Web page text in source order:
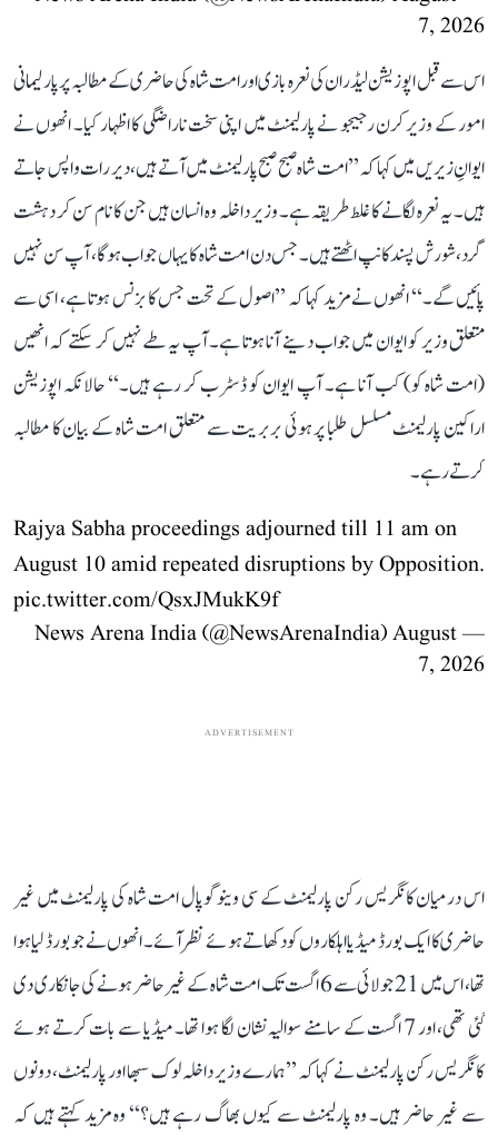
7, 2026
اس سے قبل اپوزیشن لیڈران کی نعرہ بازی اور امت شاہ کی حاضری کے مطالبہ پر پارلیمانی
امور کے وزیر کرن رجیجو نے پارلیمنٹ میں اپنی سخت ناراضگی کا اظہار کیا۔ انھوں نے
ایوانِ زیریں میں کہا کہ ’’امت شاہ صبح صبح پارلیمنٹ میں آتے ہیں، دیر رات واپس جاتے
ہیں۔ یہ نعرہ لگانے کا غلط طریقہ ہے۔ وزیر داخلہ وہ انسان ہیں جن کا نام سن کر دہشت
گرد، شورش پسند کانپ اٹھتے ہیں۔ جس دن امت شاہ کا یہاں جواب ہوگا، آپ سن نہیں
پائیں گے۔‘‘ انھوں نے مزید کہا کہ ’’اصول کے تحت جس کا بزنس ہوتا ہے، اسی سے
متعلق وزیر کو ایوان میں جواب دینے آنا ہوتا ہے۔ آپ یہ طے نہیں کر سکتے کہ انھیں
(امت شاہ کو) کب آنا ہے۔ آپ ایوان کو ڈسٹرب کر رہے ہیں۔‘‘ حالانکہ اپوزیشن
اراکین پارلیمنٹ مسلسل طلبا پر ہوئی بربریت سے متعلق امت شاہ کے بیان کا مطالبہ
کرتے رہے۔
Rajya Sabha proceedings adjourned till 11 am on
August 10 amid repeated disruptions by Opposition.
pic.twitter.com/QsxJMukK9f
— News Arena India (@NewsArenaIndia)
August
7, 2026
ADVERTISEMENT
اس درمیان کانگریس رکن پارلیمنٹ کے سی وینوگوپال امت شاہ کی پارلیمنٹ میں غیر
حاضری کا ایک بورڈ میڈیا اہلکاروں کو دکھاتے ہوئے نظر آئے۔ انھوں نے جو بورڈ لیا ہوا
تھا، اس میں 21 جولائی سے 6 اگست تک امت شاہ کے غیر حاضر ہونے کی جانکاری دی
گئی تھی، اور 7 اگست کے سامنے سوالیہ نشان لگا ہوا تھا۔ میڈیا سے بات کرتے ہوئے
کانگریس رکن پارلیمنٹ نے کہا کہ ’’ہمارے وزیر داخلہ لوک سبھا اور پارلیمنٹ، دونوں
سے غیر حاضر ہیں۔ وہ پارلیمنٹ سے کیوں بھاگ رہے ہیں؟‘‘ وہ مزید کہتے ہیں کہ